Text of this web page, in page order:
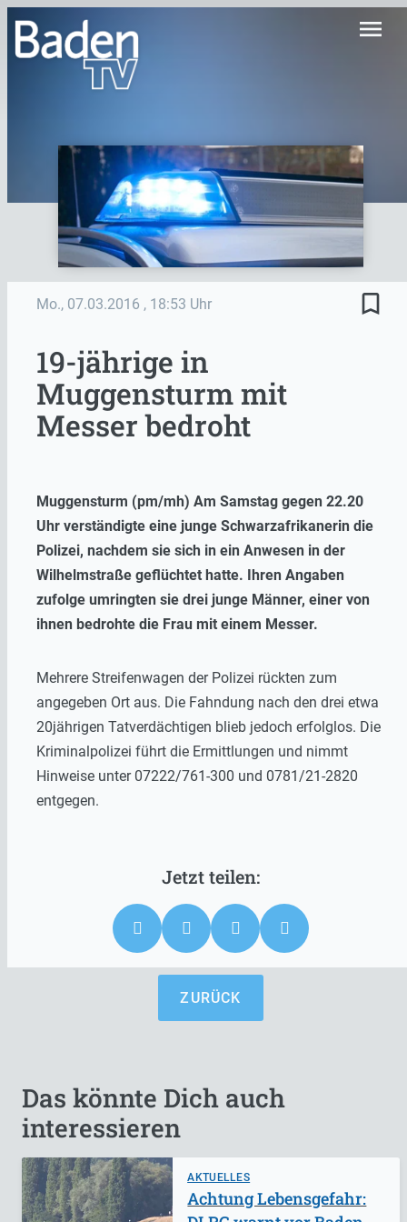
menu
Mo., 07.03.2016 , 18:53 Uhr bookmark_border
19-jährige in
Muggensturm mit
Messer bedroht
Muggensturm (pm/mh) Am Samstag gegen 22.20
Uhr verständigte eine junge Schwarzafrikanerin die
Polizei, nachdem sie sich in ein Anwesen in der
Wilhelmstraße geflüchtet hatte. Ihren Angaben
zufolge umringten sie drei junge Männer, einer von
ihnen bedrohte die Frau mit einem Messer.
Mehrere Streifenwagen der Polizei rückten zum
angegeben Ort aus. Die Fahndung nach den drei etwa
20jährigen Tatverdächtigen blieb jedoch erfolglos. Die
Kriminalpolizei führt die Ermittlungen und nimmt
Hinweise unter 07222/761-300 und 0781/21-2820
entgegen.
ZURÜCK
Das könnte Dich auch
interessieren
AKTUELLES
Achtung Lebensgefahr: